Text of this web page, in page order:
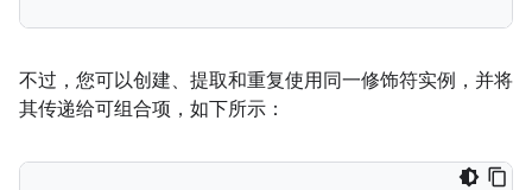
不过，您可以创建、提取和重复使用同一修饰符实例，并将
其传递给可组合项，如下所示：